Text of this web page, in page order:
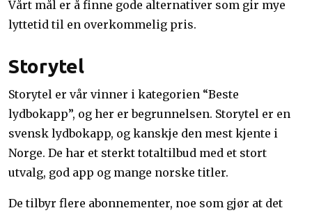
Vårt mål er å finne gode alternativer som gir mye
lyttetid til en overkommelig pris.
Storytel
Storytel er vår vinner i kategorien “Beste
lydbokapp”, og her er begrunnelsen. Storytel er en
svensk lydbokapp, og kanskje den mest kjente i
Norge. De har et sterkt totaltilbud med et stort
utvalg, god app og mange norske titler.
De tilbyr flere abonnementer, noe som gjør at det